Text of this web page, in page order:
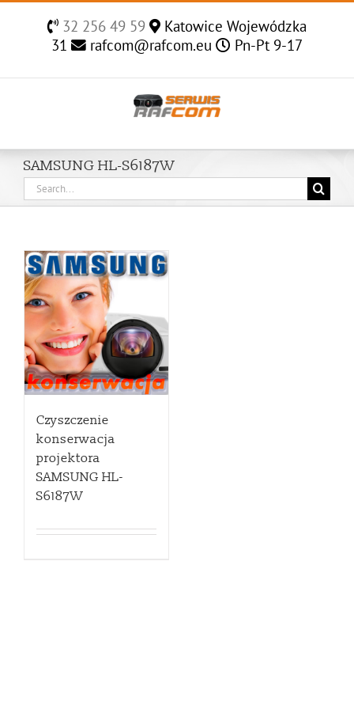
32 256 49 59
Katowice Wojewódzka
31
rafcom@rafcom.eu Pn-Pt 9-17
SAMSUNG HL-S6187W
Search
for:
Czyszczenie
konserwacja
projektora
SAMSUNG HL-
S6187W